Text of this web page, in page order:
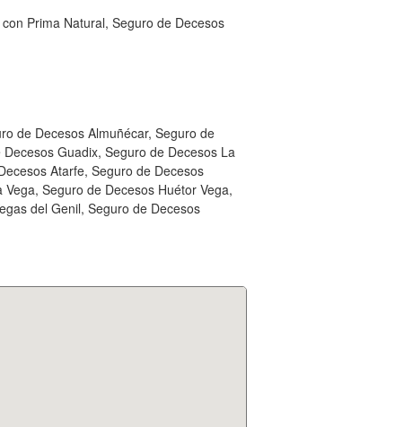
Prima Natural, Seguro de Decesos
de Decesos Almuñécar, Seguro de
Guadix, Seguro de Decesos La
Atarfe, Seguro de Decesos
Seguro de Decesos Huétor Vega,
del Genil, Seguro de Decesos